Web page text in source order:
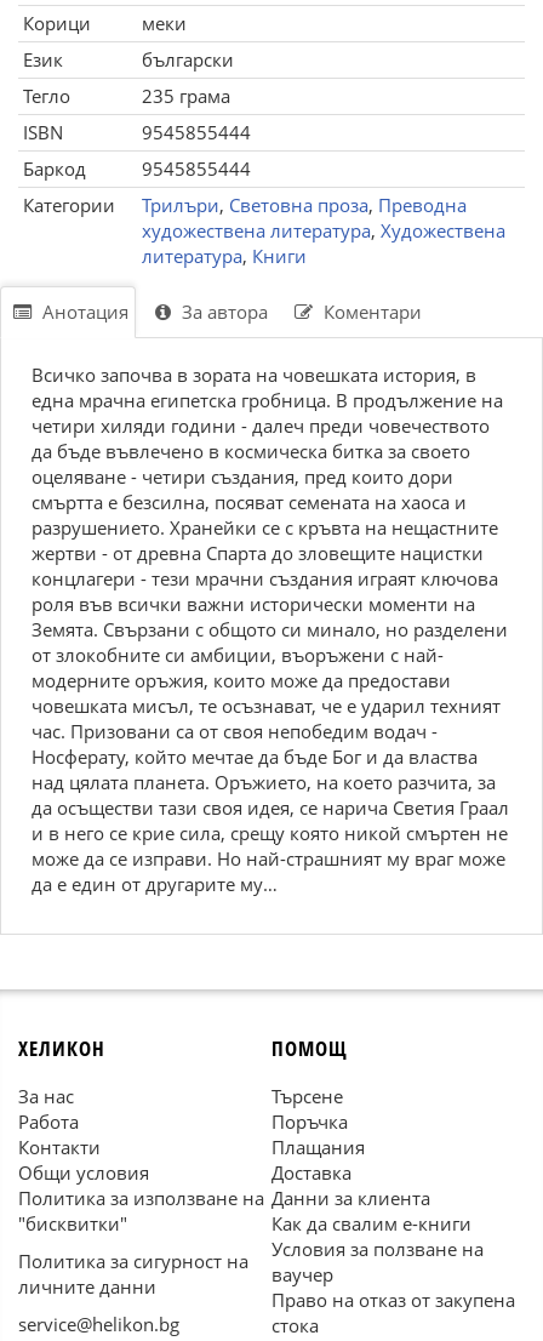
Корици
меки
Език
български
Тегло
235 грама
ISBN
9545855444
Баркод
9545855444
Категории
Трилъри, Световна проза, Преводна
художествена литература, Художествена
литература, Книги
Анотация За автора Коментари
Всичко започва в зората на човешката история, в
една мрачна египетска гробница. В продължение на
четири хиляди години - далеч преди човечеството
да бъде въвлечено в космическа битка за своето
оцеляване - четири създания, пред които дори
смъртта е безсилна, посяват семената на хаоса и
разрушението. Хранейки се с кръвта на нещастните
жертви - от древна Спарта до зловещите нацистки
концлагери - тези мрачни създания играят ключова
роля във всички важни исторически моменти на
Земята. Свързани с общото си минало, но разделени
от злокобните си амбиции, въоръжени с най-
модерните оръжия, които може да предостави
човешката мисъл, те осъзнават, че е ударил техният
час. Призовани са от своя непобедим водач -
Носферату, който мечтае да бъде Бог и да властва
над цялата планета. Оръжието, на което разчита, за
да осъществи тази своя идея, се нарича Светия Граал
и в него се крие сила, срещу която никой смъртен не
може да се изправи. Но най-страшният му враг може
да е един от другарите му…
ХЕЛИКОН
За нас
Работа
Контакти
Общи условия
Политика за използване на
"бисквитки"
Политика за сигурност на
личните данни
service@helikon.bg
ПОМОЩ
Търсене
Поръчка
Плащания
Доставка
Данни за клиента
Как да свалим е-книги
Условия за ползване на
ваучер
Право на отказ от закупена
стока